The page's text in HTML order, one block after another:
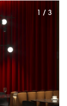
1 / 3